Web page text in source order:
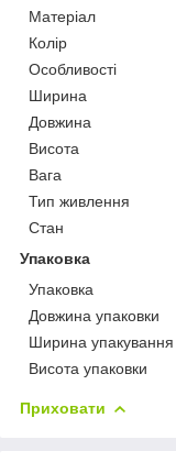
Матеріал
Колір
Особливості
Ширина
Довжина
Висота
Вага
Тип живлення
Стан
Упаковка
Упаковка
Довжина упаковки
Ширина упакування
Висота упаковки
Приховати